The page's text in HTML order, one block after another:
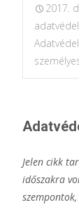
2017.
Jelen cikk
időszakra